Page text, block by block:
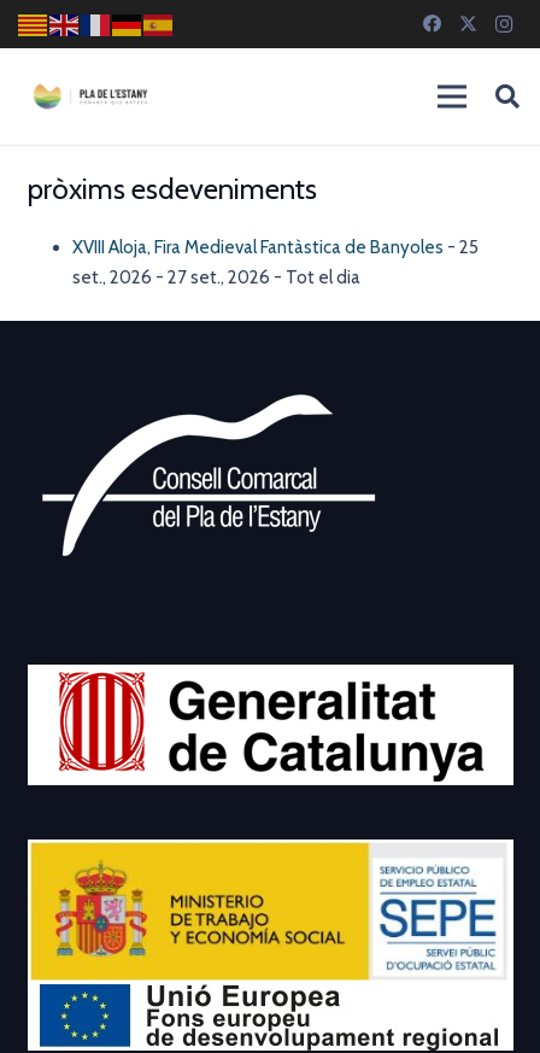
pròxims esdeveniments
XVIII Aloja, Fira Medieval Fantàstica de Banyoles - 25
set., 2026 - 27 set., 2026 - Tot el dia